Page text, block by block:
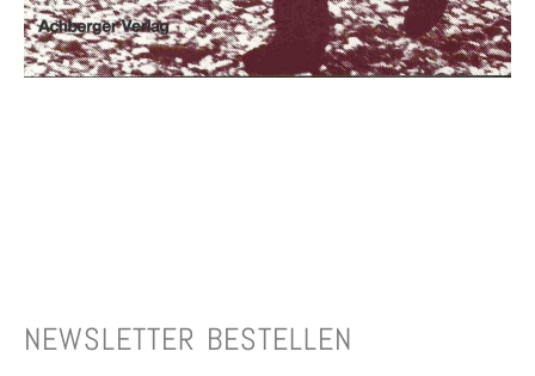
NEWSLETTER BESTELLEN